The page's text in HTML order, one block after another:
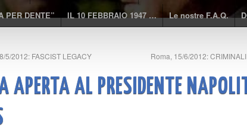
PER DENTE”
IL 10 FEBBRAIO 1947 … Le nostre F.A.Q.
5/2012: FASCIST LEGACY Roma, 15/6/2012:
APERTA AL PRESIDENTE